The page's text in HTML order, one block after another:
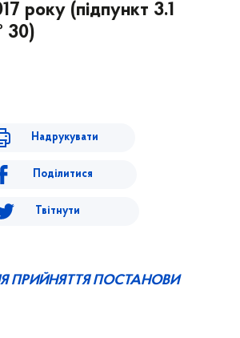
року (підпункт 3.1
30)
Надрукувати
Поділитися
Твітнути
ПРИЙНЯТТЯ ПОСТАНОВИ